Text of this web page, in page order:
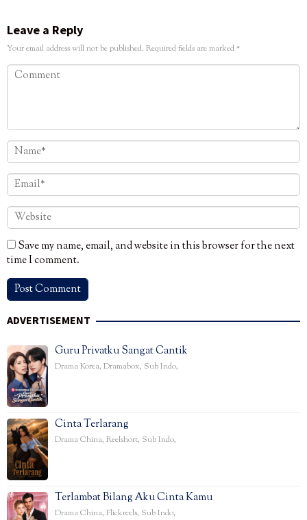
Leave a Reply
Your email address will not be published. Required fields are marked*
Save my name, email, and website in this browser for the next
time I comment.
ADVERTISEMENT
Guru Privatku Sangat Cantik
Drama Korea, Dramabox, Sub Indo,
Cinta Terlarang
Drama China, Reelshort, Sub Indo,
Terlambat Bilang Aku Cinta Kamu
Drama China, Flickreels, Sub Indo,